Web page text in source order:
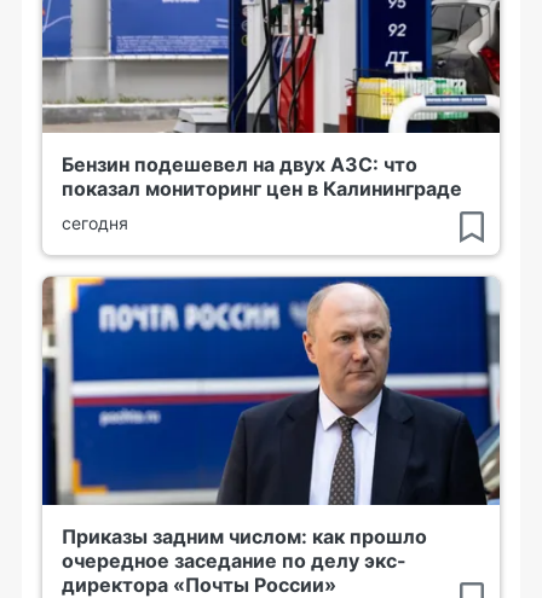
Бензин подешевел на двух АЗС: что
показал мониторинг цен в Калининграде
сегодня
Приказы задним числом: как прошло
очередное заседание по делу экс-
директора «Почты России»